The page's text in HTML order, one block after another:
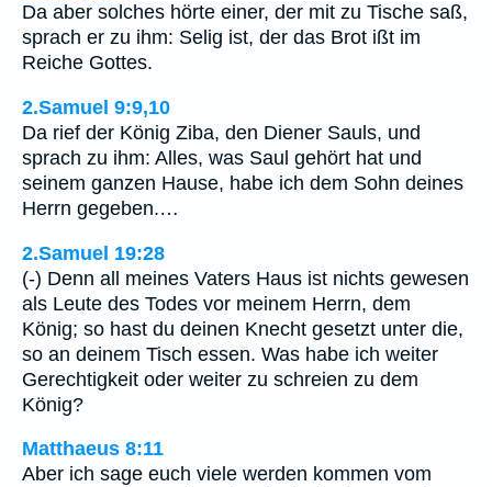
Da aber solches hörte einer, der mit zu Tische saß,
sprach er zu ihm: Selig ist, der das Brot ißt im
Reiche Gottes.
2.Samuel 9:9,10
Da rief der König Ziba, den Diener Sauls, und
sprach zu ihm: Alles, was Saul gehört hat und
seinem ganzen Hause, habe ich dem Sohn deines
Herrn gegeben.…
2.Samuel 19:28
(-) Denn all meines Vaters Haus ist nichts gewesen
als Leute des Todes vor meinem Herrn, dem
König; so hast du deinen Knecht gesetzt unter die,
so an deinem Tisch essen. Was habe ich weiter
Gerechtigkeit oder weiter zu schreien zu dem
König?
Matthaeus 8:11
Aber ich sage euch viele werden kommen vom